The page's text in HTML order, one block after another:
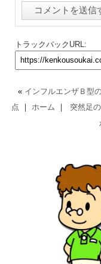
トラックバックURL:
« インフルエンザＢ型
点 ｜ ホーム ｜ 突然足